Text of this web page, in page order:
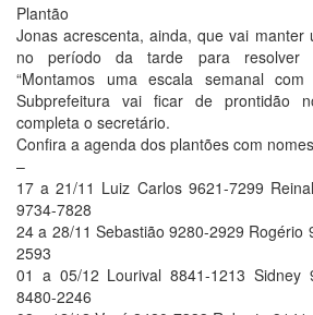
Plantão
Jonas acrescenta, ainda, que vai manter
no período da tarde para resolver
“Montamos uma escala semanal
Subprefeitura vai ficar de prontidão
completa o secretário.
Confira a agenda dos plantões com
–
17 a 21/11 Luiz Carlos 9621-7299
9734-7828
24 a 28/11 Sebastião 9280-2929 Rogério
2593
01 a 05/12 Lourival 8841-1213 Sidney
8480-2246